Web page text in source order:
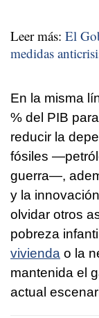
Leer más: El
medidas
En la misma
% del PIB
reducir la
fósiles
guerra—,
y la
olvidar otros
pobreza
vivienda o la
mantenida el
actual